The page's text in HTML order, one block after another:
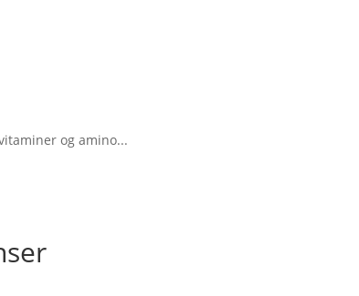
og amino...